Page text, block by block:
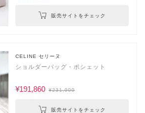
販売サイトをチェック
CELINE セリーヌ
ショルダーバッグ・ポシェット
¥191,860 ¥231,000
販売サイトをチェック